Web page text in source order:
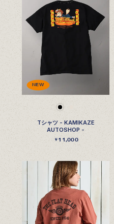
NEW
Tシャツ - KAMIKAZE
AUTOSHOP -
￥11,000